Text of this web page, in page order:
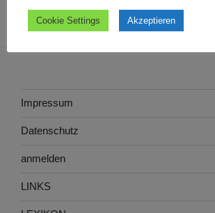
Impressum
Datenschutz
anmelden
LINKS
Cookie Settings Akzeptieren